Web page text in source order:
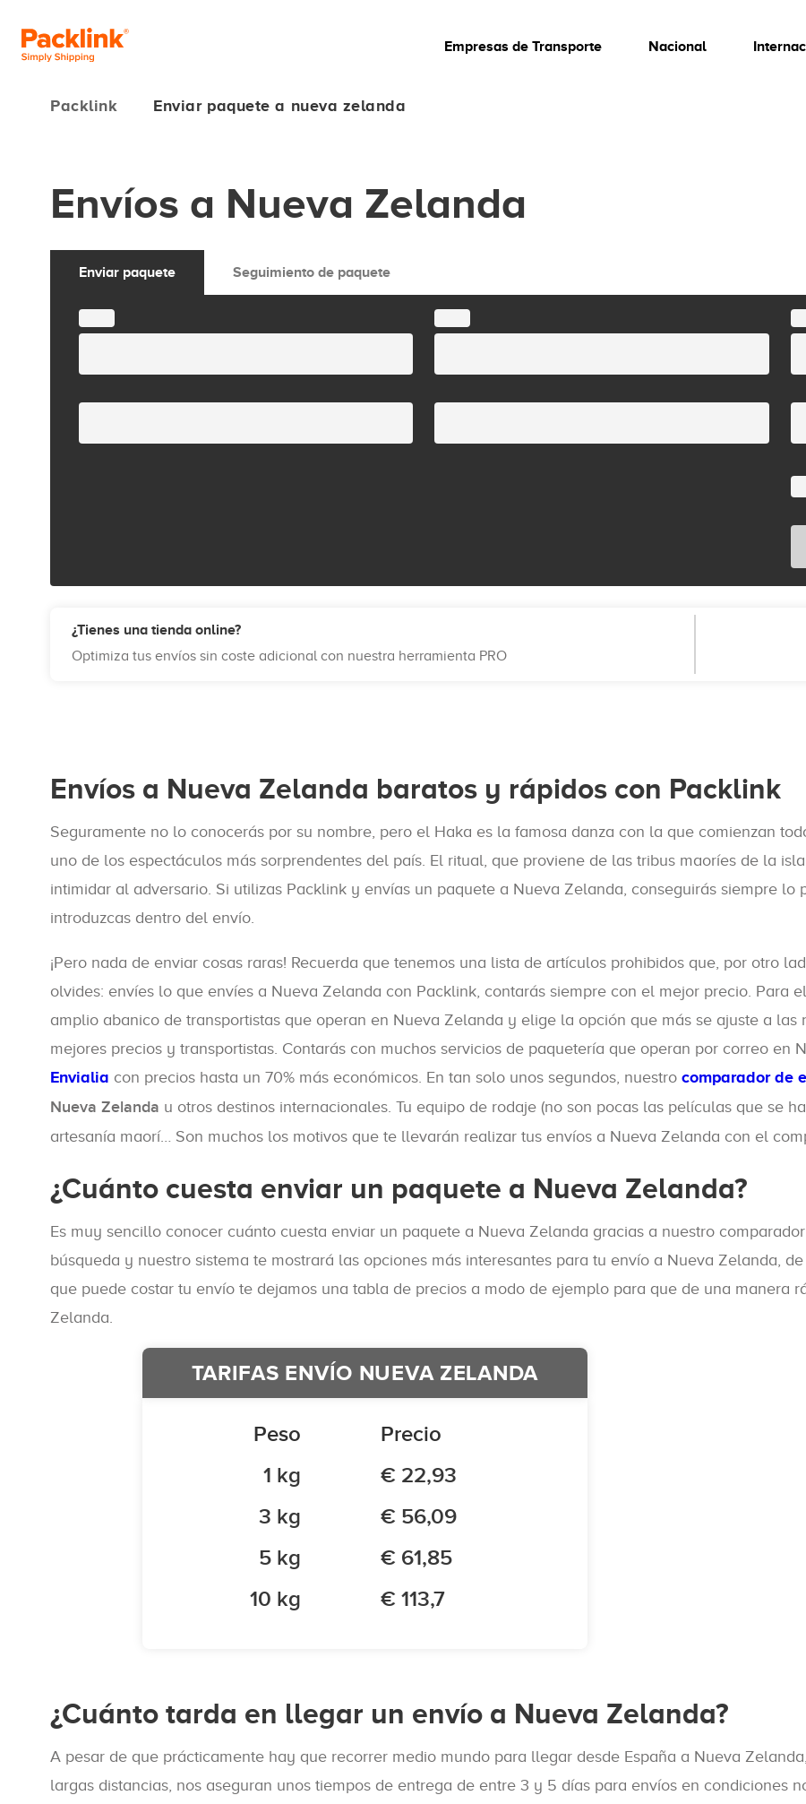
Empresas de Transporte Nacional
Packlink Enviar paquete a nueva zelanda
Envíos a Nueva Zelanda
Enviar paquete Seguimiento de paquete
¿Tienes una tienda online?
Optimiza tus envíos sin coste adicional con nuestra herramienta PRO
Envíos a Nueva Zelanda baratos y rápidos con Packlink
Seguramente no lo conocerás por su nombre, pero el Haka es la famosa danza con la que comienzan
uno de los espectáculos más sorprendentes del país. El ritual, que proviene de las tribus maoríes de la
intimidar al adversario. Si utilizas Packlink y envías un paquete a Nueva Zelanda, conseguirás siempre
introduzcas dentro del envío.
¡Pero nada de enviar cosas raras! Recuerda que tenemos una lista de artículos prohibidos que, por otro
olvides: envíes lo que envíes a Nueva Zelanda con Packlink, contarás siempre con el mejor precio. Para
amplio abanico de transportistas que operan en Nueva Zelanda y elige la opción que más se ajuste a
mejores precios y transportistas. Contarás con muchos servicios de paquetería que operan por correo en
Envialia con precios hasta un 70% más económicos. En tan solo unos segundos, nuestro comparador de
Nueva Zelanda u otros destinos internacionales. Tu equipo de rodaje (no son pocas las películas que se
artesanía maorí… Son muchos los motivos que te llevarán realizar tus envíos a Nueva Zelanda con el
¿Cuánto cuesta enviar un paquete a Nueva Zelanda?
Es muy sencillo conocer cuánto cuesta enviar un paquete a Nueva Zelanda gracias a nuestro
búsqueda y nuestro sistema te mostrará las opciones más interesantes para tu envío a Nueva Zelanda,
que puede costar tu envío te dejamos una tabla de precios a modo de ejemplo para que de una manera
Zelanda.
TARIFAS ENVÍO NUEVA ZELANDA
Peso
Precio
1 kg
€ 22,93
3 kg
€ 56,09
5 kg
€ 61,85
10 kg
€ 113,7
¿Cuánto tarda en llegar un envío a Nueva Zelanda?
A pesar de que prácticamente hay que recorrer medio mundo para llegar desde España a Nueva
largas distancias, nos aseguran unos tiempos de entrega de entre 3 y 5 días para envíos en condiciones